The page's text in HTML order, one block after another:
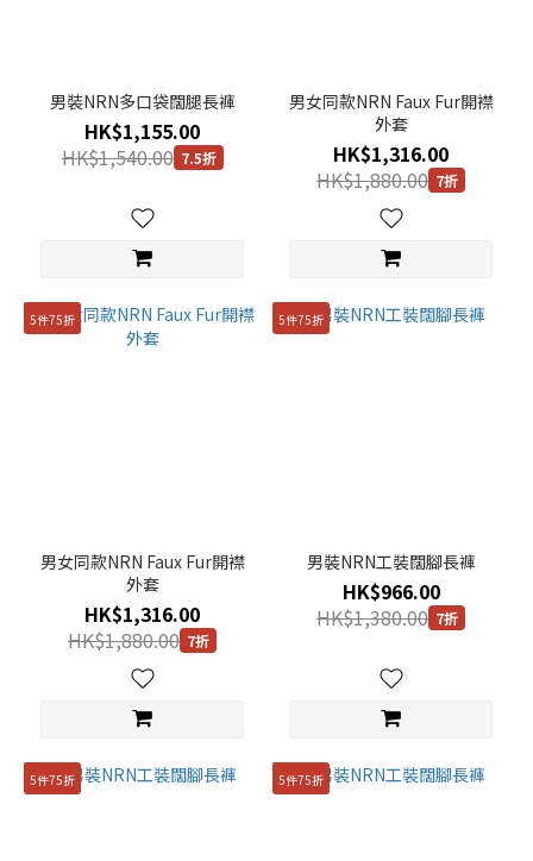
男裝NRN多口袋闊腿長褲
HK$1,155.00
HK$1,540.00 7.5折
男女同款NRN Faux Fur開襟
外套
HK$1,316.00
HK$1,880.00 7折
5件75折
男女同款NRN Faux Fur開襟
外套
HK$1,316.00
HK$1,880.00 7折
5件75折
男裝NRN工裝闊腳長褲
HK$966.00
HK$1,380.00 7折
5件75折 5件75折